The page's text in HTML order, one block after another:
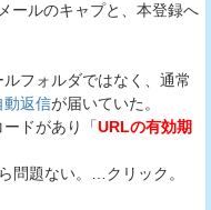
ールのキャプと、本登録へ
フォルダではなく、通常
動返信が届いていた。
ドがあり「URLの有効期
問題ない。…クリック。